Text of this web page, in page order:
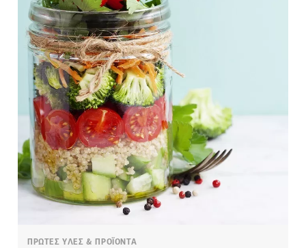
ΠΡΩΤΕΣ ΥΛΕΣ & ΠΡΟΪΟΝΤΑ